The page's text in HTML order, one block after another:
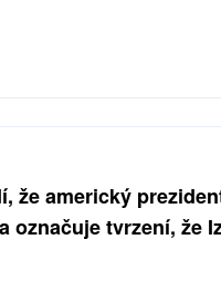
že americký
označuje tvrzení, že